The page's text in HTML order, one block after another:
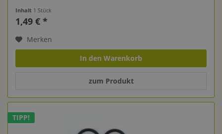
Inhalt 1 Stück
1,49 € *
Merken
In den Warenkorb
zum Produkt
TIPP!